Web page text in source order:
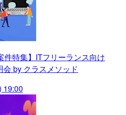
件特集】ITフリーランス向け
会 by クラスメソッド
19:00